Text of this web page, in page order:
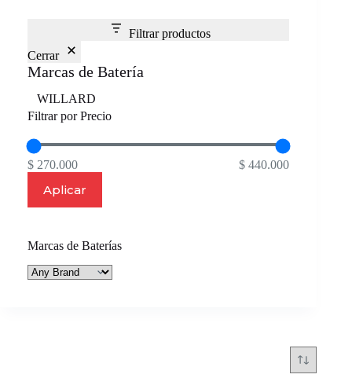
Filtrar productos
Cerrar
Marcas de Batería
Marca
WILLARD
Filtrar por Precio
$ 270.000 $ 440.000
Aplicar
Marcas de Baterías